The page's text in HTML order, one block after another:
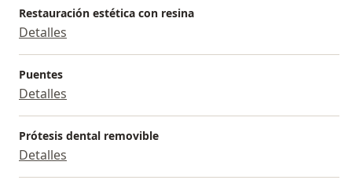
Restauración estética con resina
Detalles
Puentes
Detalles
Prótesis dental removible
Detalles